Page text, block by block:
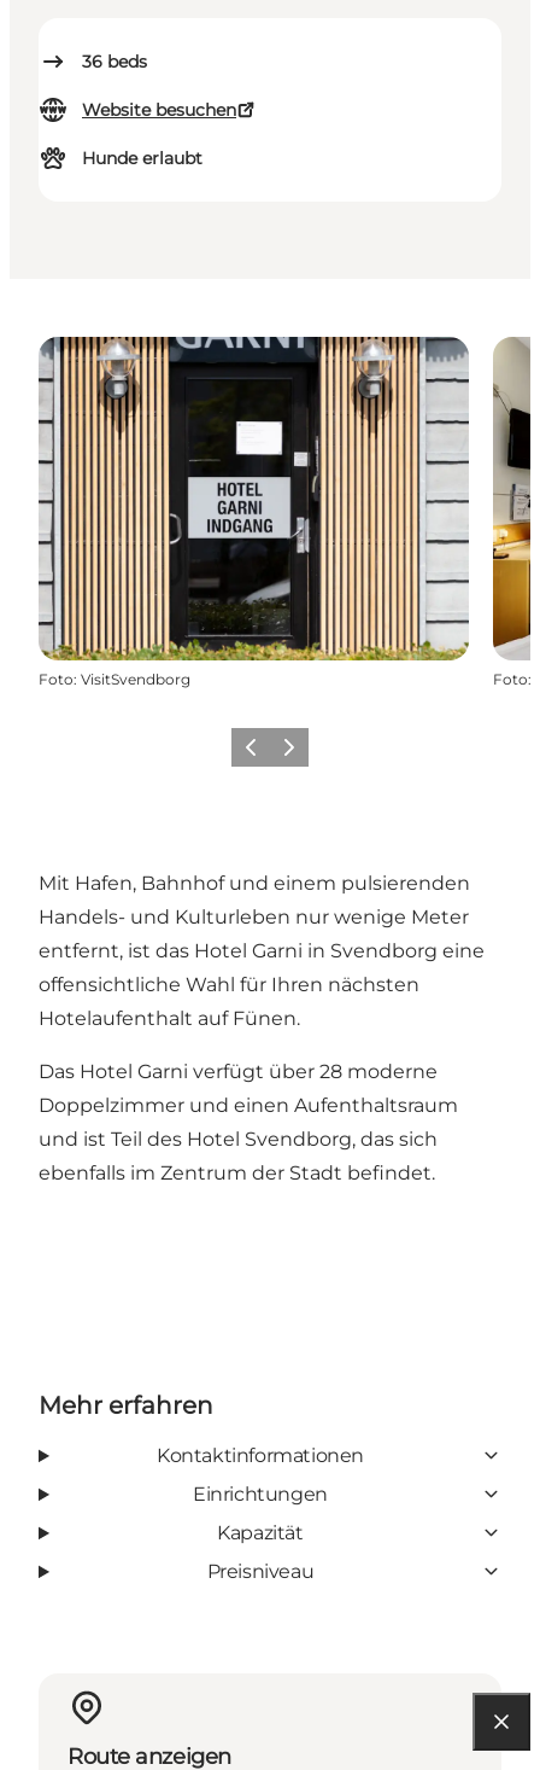
36 beds
Website besuchen
Hunde erlaubt
Foto: VisitSvendborg Foto:
Vorherige Folie
Nächste Folie
Mit Hafen, Bahnhof und einem pulsierenden
Handels- und Kulturleben nur wenige Meter
entfernt, ist das Hotel Garni in Svendborg eine
offensichtliche Wahl für Ihren nächsten
Hotelaufenthalt auf Fünen.
Das Hotel Garni verfügt über 28 moderne
Doppelzimmer und einen Aufenthaltsraum
und ist Teil des Hotel Svendborg, das sich
ebenfalls im Zentrum der Stadt befindet.
Mehr erfahren
Kontaktinformationen
Einrichtungen
Kapazität
Preisniveau
Route anzeigen